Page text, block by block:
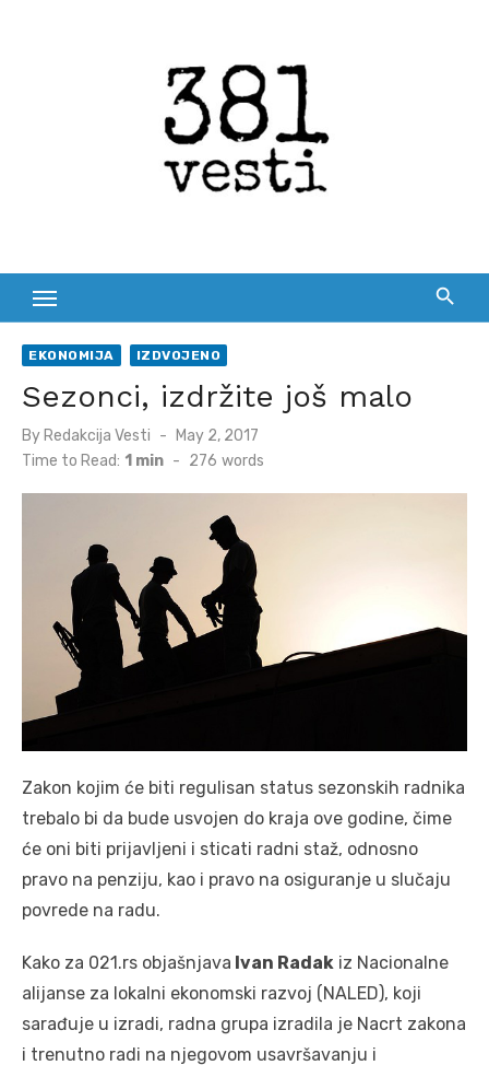
EKONOMIJA IZDVOJENO
Sezonci, izdržite još malo
By Redakcija Vesti
Posted
on
May 2, 2017
Time to Read: 1 min - 276 words
Zakon kojim će biti regulisan status sezonskih radnika
trebalo bi da bude usvojen do kraja ove godine, čime
će oni biti prijavljeni i sticati radni staž, odnosno
pravo na penziju, kao i pravo na osiguranje u slučaju
povrede na radu.
Kako za 021.rs objašnjava Ivan Radak iz Nacionalne
alijanse za lokalni ekonomski razvoj (NALED), koji
sarađuje u izradi, radna grupa izradila je Nacrt zakona
i trenutno radi na njegovom usavršavanju i